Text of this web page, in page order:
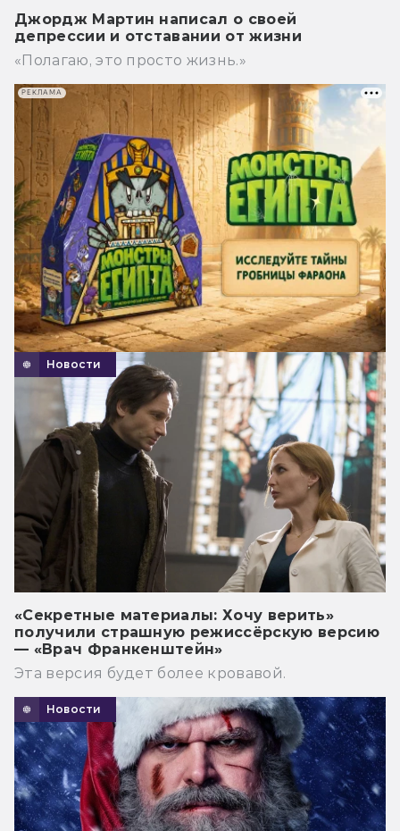
Джордж Мартин написал о своей
депрессии и отставании от жизни
«Полагаю, это просто жизнь.»
Новости
«Секретные материалы: Хочу верить»
получили страшную режиссёрскую версию
— «Врач Франкенштейн»
Эта версия будет более кровавой.
Новости
РЕКЛАМА